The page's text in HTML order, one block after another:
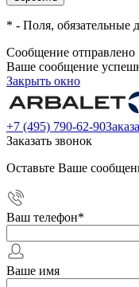
* - Поля, обязательные
Сообщение отправлено
Ваше сообщение
Закрыть окно
+7 (495) 790-62-90
Заказать звонок
Оставьте Ваше
Ваш телефон*
Ваше имя